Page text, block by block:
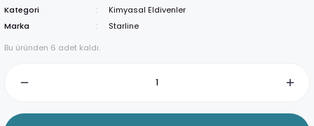
Kategori
Kimyasal Eldivenler
Marka
Starline
Bu üründen 6 adet kaldı.